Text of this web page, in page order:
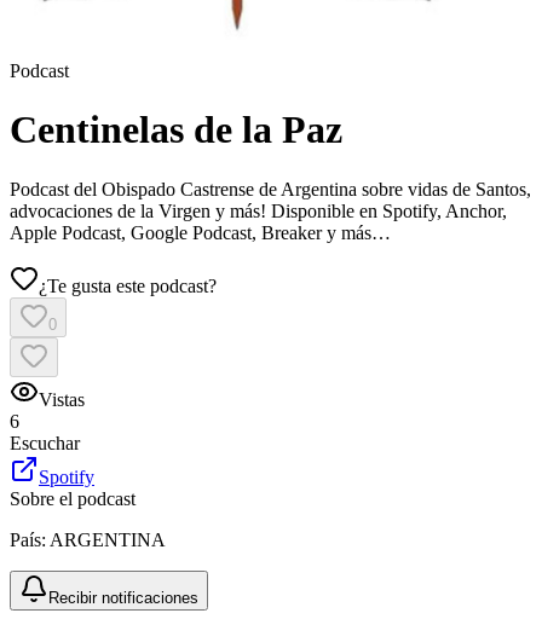
Podcast
Centinelas de la Paz
Podcast del Obispado Castrense de Argentina sobre vidas de Santos,
advocaciones de la Virgen y más! Disponible en Spotify, Anchor,
Apple Podcast, Google Podcast, Breaker y más…
¿Te gusta este podcast?
0
Vistas
6
Escuchar
Spotify
Sobre el podcast
País: ARGENTINA
Recibir notificaciones